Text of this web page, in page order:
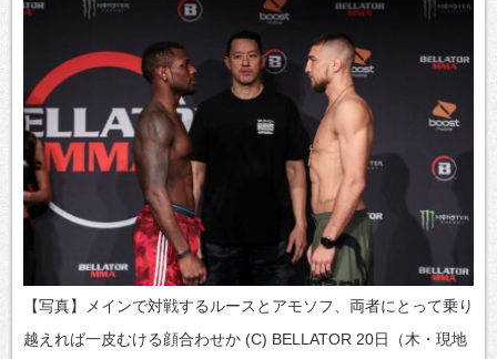
【写真】メインで対戦するルースとアモソフ、両者にとって乗り
越えれば一皮むける顔合わせか (C) BELLATOR 20日（木・現地